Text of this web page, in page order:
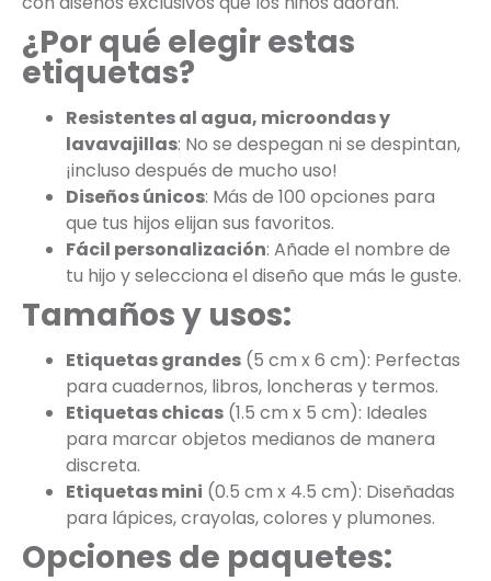
¿Por qué elegir estas
etiquetas?
Resistentes al agua, microondas y
lavavajillas: No se despegan ni se despintan,
¡incluso después de mucho uso!
Diseños únicos: Más de 100 opciones para
que tus hijos elijan sus favoritos.
Fácil personalización: Añade el nombre de
tu hijo y selecciona el diseño que más le guste.
Tamaños y usos:
Etiquetas grandes (5 cm x 6 cm): Perfectas
para cuadernos, libros, loncheras y termos.
Etiquetas chicas (1.5 cm x 5 cm): Ideales
para marcar objetos medianos de manera
discreta.
Etiquetas mini (0.5 cm x 4.5 cm): Diseñadas
para lápices, crayolas, colores y plumones.
Opciones de paquetes: